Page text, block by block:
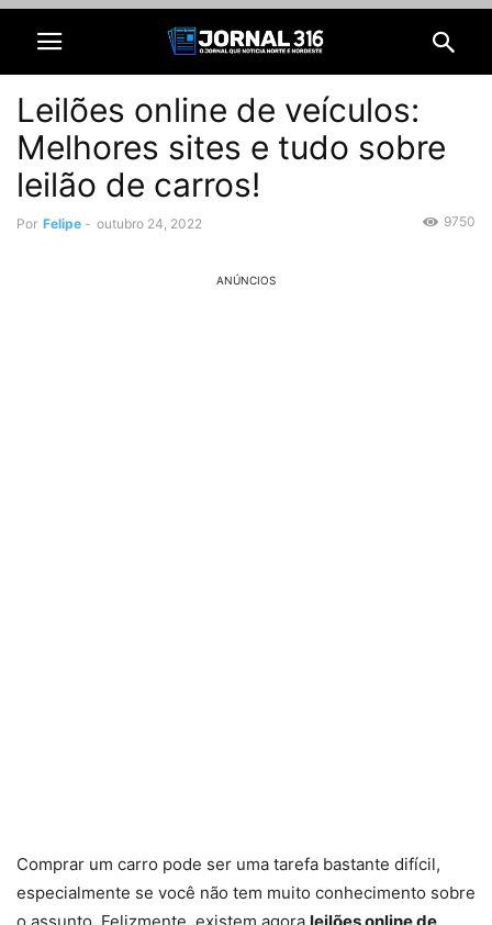
Leilões online de veículos:
Melhores sites e tudo sobre
leilão de carros!
Por Felipe - outubro 24, 2022 9750
ANÚNCIOS
Comprar um carro pode ser uma tarefa bastante difícil,
especialmente se você não tem muito conhecimento sobre